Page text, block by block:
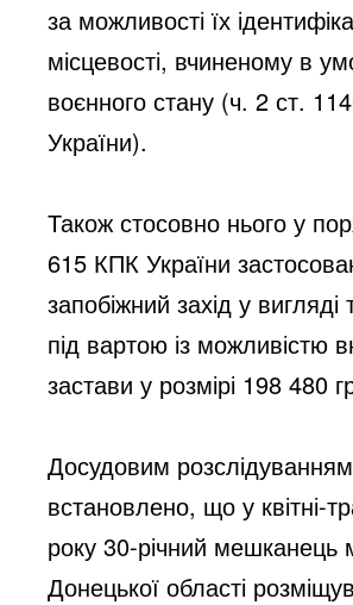
за можливості їх
місцевості, вчиненому в
воєнного стану (ч. 2 ст.
України).
Також стосовно нього у
615 КПК України
запобіжний захід у
під вартою із можливістю
застави у розмірі 198 480
Досудовим розслідуванням
встановлено, що у квітні-
року 30-річний мешканець
Донецької області